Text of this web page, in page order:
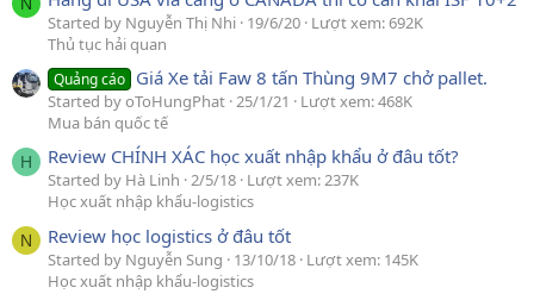
N
Started by Nguyễn Thị Nhi 19/6/20 Lượt xem: 692K
Thủ tục hải quan
Quảng cáo Giá Xe tải Faw 8 tấn Thùng 9M7 chở pallet.
Started by oToHungPhat 25/1/21
Lượt xem: 468K
Mua bán quốc tế
H Review CHÍNH XÁC học xuất nhập khẩu ở đâu tốt?
Started by Hà Linh 2/5/18 Lượt xem: 237K
Học xuất nhập khẩu-logistics
N Review học logistics ở đâu tốt
Started by Nguyễn Sung 13/10/18 Lượt xem: 145K
Học xuất nhập khẩu-logistics